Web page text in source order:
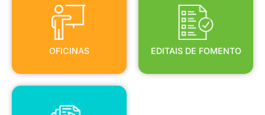
OFICINAS
OFICINAS
EDITAIS DE FOMENTO
EDITAIS DE FOMENTO
PORTARIAS